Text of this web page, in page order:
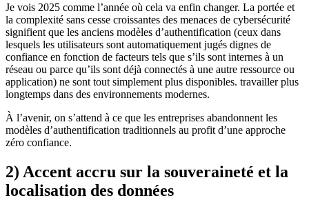
Je vois 2025 comme l’année où cela va enfin changer. La portée et
la complexité sans cesse croissantes des menaces de cybersécurité
signifient que les anciens modèles d’authentification (ceux dans
lesquels les utilisateurs sont automatiquement jugés dignes de
confiance en fonction de facteurs tels que s’ils sont internes à un
réseau ou parce qu’ils sont déjà connectés à une autre ressource ou
application) ne sont tout simplement plus disponibles. travailler plus
longtemps dans des environnements modernes.
À l’avenir, on s’attend à ce que les entreprises abandonnent les
modèles d’authentification traditionnels au profit d’une approche
zéro confiance.
2) Accent accru sur la souveraineté et la
localisation des données